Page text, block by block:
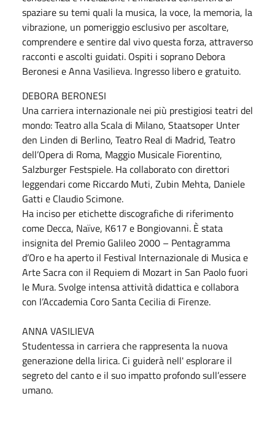
spaziare su temi quali la musica, la voce, la memoria, la
vibrazione, un pomeriggio esclusivo per ascoltare,
comprendere e sentire dal vivo questa forza, attraverso
racconti e ascolti guidati. Ospiti i soprano Debora
Beronesi e Anna Vasilieva. Ingresso libero e gratuito.
DEBORA BERONESI
Una carriera internazionale nei più prestigiosi teatri del
mondo: Teatro alla Scala di Milano, Staatsoper Unter
den Linden di Berlino, Teatro Real di Madrid, Teatro
dell’Opera di Roma, Maggio Musicale Fiorentino,
Salzburger Festspiele. Ha collaborato con direttori
leggendari come Riccardo Muti, Zubin Mehta, Daniele
Gatti e Claudio Scimone.
Ha inciso per etichette discografiche di riferimento
come Decca, Naïve, K617 e Bongiovanni. È stata
insignita del Premio Galileo 2000 – Pentagramma
d’Oro e ha aperto il Festival Internazionale di Musica e
Arte Sacra con il Requiem di Mozart in San Paolo fuori
le Mura. Svolge intensa attività didattica e collabora
con l’Accademia Coro Santa Cecilia di Firenze.
ANNA VASILIEVA
Studentessa in carriera che rappresenta la nuova
generazione della lirica. Ci guiderà nell' esplorare il
segreto del canto e il suo impatto profondo sull’essere
umano.